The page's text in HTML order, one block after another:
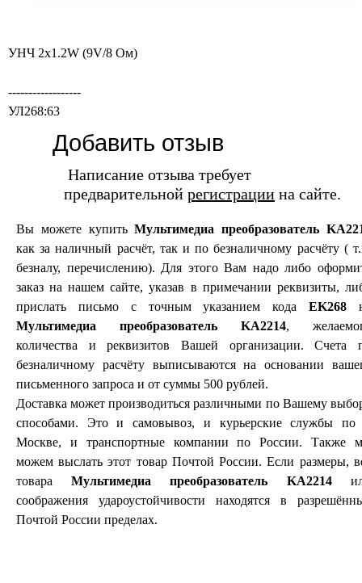
УHЧ 2x1.2W (9V/8 Ом)
------------------
УЛ268:63
Добавить отзыв
Написание отзыва требует
предварительной регистрации на сайте.
Вы можете купитьМультимедиа преобразователь
как за наличный расчёт, так и по безналичному расчёту (
безналу, перечислению). Для этого Вам надо либо
заказ на нашем сайте, указав в примечании реквизиты,
прислать письмо с точным указанием кодаEK268
Мультимедиа преобразователь KA2214,
количества и реквизитов Вашей организации. Счета
безналичному расчёту выписываются на основании
письменного запроса и от суммы 500 рублей.
Доставка может производиться различными по Вашему
способами. Это и самовывоз, и курьерские службы по
Москве, и транспортные компании по России. Также
можем выслать этот товар Почтой России. Если размеры,
товараМультимедиа преобразователь KA2214
соображения удароустойчивости находятся в
Почтой России пределах.